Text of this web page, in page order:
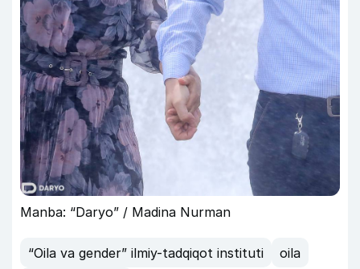
Manba: “Daryo” / Madina Nurman
“Oila va gender” ilmiy-tadqiqot instituti
oila